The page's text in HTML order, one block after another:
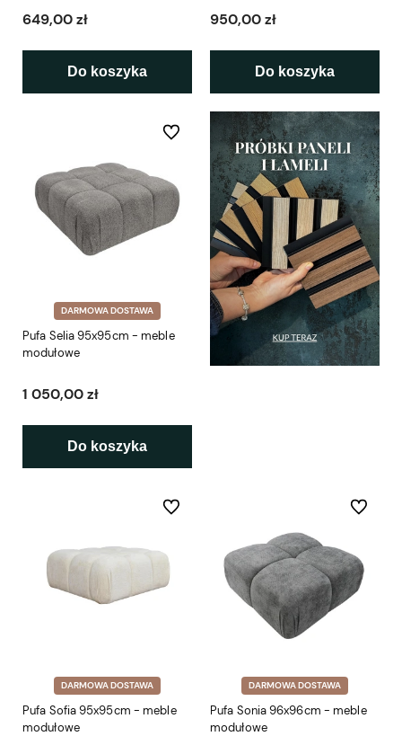
649,00 zł
Do koszyka
950,00 zł
Do koszyka
DARMOWA DOSTAWA
Pufa Selia 95x95cm - meble
modułowe
1 050,00 zł
Do koszyka
Do ulubionych
DARMOWA DOSTAWA
Pufa Sofia 95x95cm - meble
modułowe
Do ulubionych
DARMOWA DOSTAWA
Pufa Sonia 96x96cm - meble
modułowe
Do